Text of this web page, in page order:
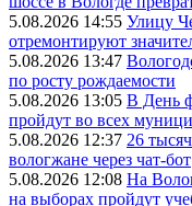
5.08.2026 14:55 Улицу
отремонтируют
5.08.2026 13:47
по росту рождаемости
5.08.2026 13:05 В День
пройдут во всех
5.08.2026 12:37 26
вологжане через чат-бот
5.08.2026 12:08 На
на выборах пройдут